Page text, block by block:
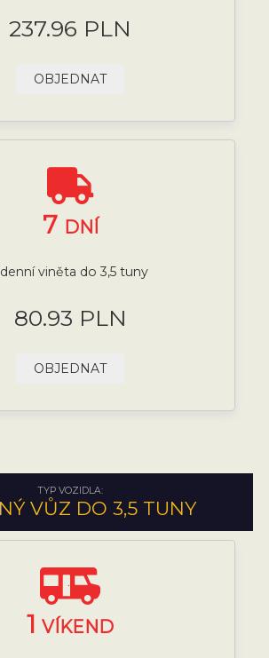
237.96 PLN
OBJEDNAT
7 DNÍ
viněta do 3,5 tuny
80.93 PLN
OBJEDNAT
TYP VOZIDLA:
VŮZ DO 3,5 TUNY
1 VÍKEND